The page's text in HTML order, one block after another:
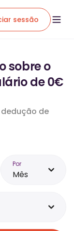
sessão
sobre o
de 0€
de
Por
Mês